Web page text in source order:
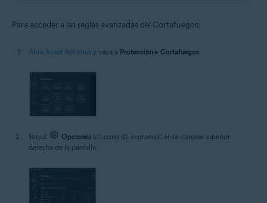
Para acceder a las reglas avanzadas del Cortafuegos:
Abra Avast Antivirus y vaya a Protección ▸ Cortafuegos
Toque Opciones (el icono de engranaje) en la esquina superior
derecha de la pantalla.